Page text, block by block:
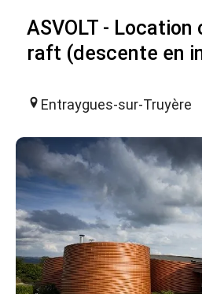
ASVOLT - Location
raft (descente en
Entraygues-sur-Truyère